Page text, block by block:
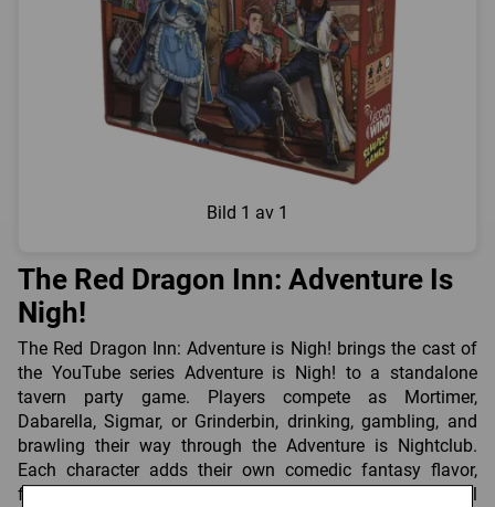
Bild 1 av 1
The Red Dragon Inn: Adventure Is
Nigh!
The Red Dragon Inn: Adventure is Nigh! brings the cast of
the YouTube series Adventure is Nigh! to a standalone
tavern party game. Players compete as Mortimer,
Dabarella, Sigmar, or Grinderbin, drinking, gambling, and
brawling their way through the Adventure is Nightclub.
Each character adds their own comedic fantasy flavor,
from con artistry and war-chef cleric tricks to celestial